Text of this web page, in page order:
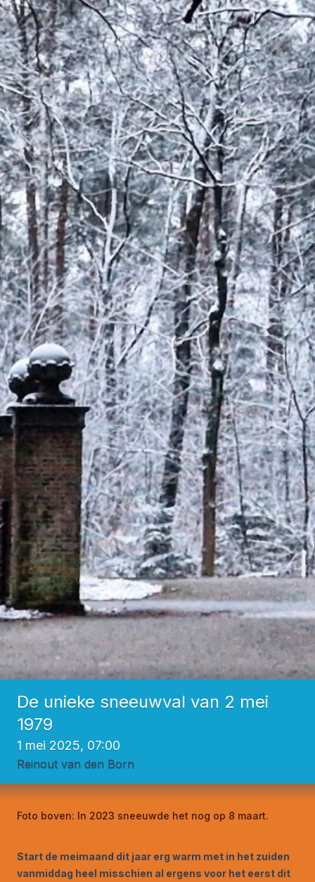
De unieke sneeuwval van 2 mei
1979
1 mei 2025, 07:00
Reinout van den Born
Foto boven: In 2023 sneeuwde het nog op 8 maart.
Start de meimaand dit jaar erg warm met in het zuiden
vanmiddag heel misschien al ergens voor het eerst dit